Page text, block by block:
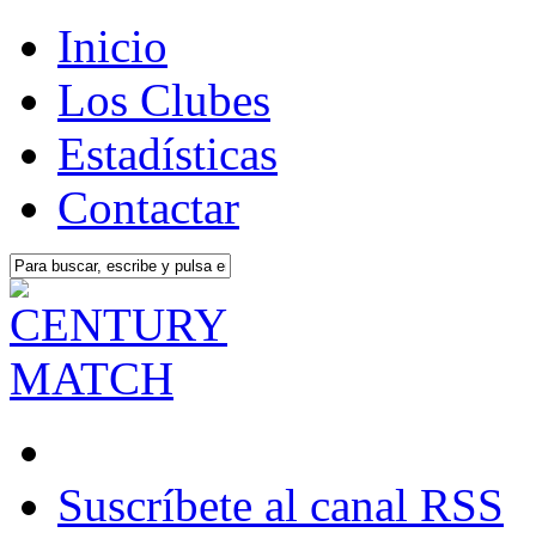
Inicio
Los Clubes
Estadísticas
Contactar
Suscríbete al canal RSS